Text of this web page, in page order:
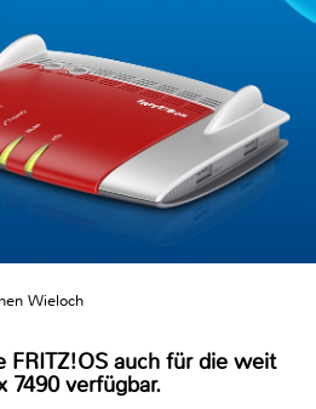
Wieloch
FRITZ!OS auch für die weit
7490 verfügbar.